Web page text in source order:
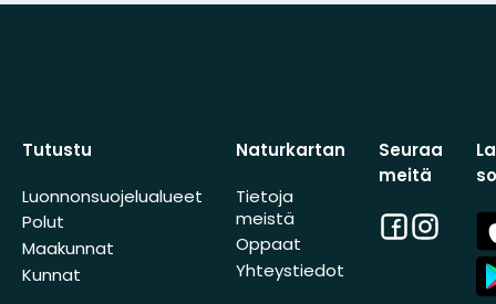
Tutustu
Luonnonsuojelualueet
Polut
Maakunnat
Kunnat
Naturkartan
Tietoja
meistä
Oppaat
Yhteystiedot
Seuraa
meitä
Facebook